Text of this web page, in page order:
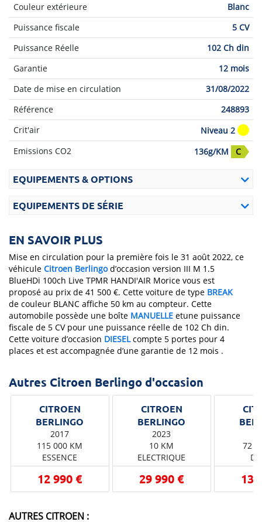
Couleur extérieure
Blanc
Puissance fiscale
5 CV
Puissance Réelle
102 Ch din
Garantie
12 mois
Date de mise en circulation
31/08/2022
Référence
248893
Crit'air
Niveau 2
Emissions CO2
136g/KM C
EQUIPEMENTS & OPTIONS
EQUIPEMENTS DE SÉRIE
EN SAVOIR PLUS
Mise en circulation pour la première fois le 31 août 2022, ce
véhicule Citroen Berlingod’occasion version III M 1.5
BlueHDi 100ch Live TPMR HANDI'AIR Morice vous est
proposé au prix de 41 500 €. Cette voiture de type BREAK
de couleur BLANC affiche 50 km au compteur. Cette
automobile possède une boîte MANUELLE etune puissance
fiscale de 5 CV pour une puissance réelle de 102 Ch din.
Cette voiture d’occasion DIESELcompte 5 portes pour 4
places et est accompagnée d’une garantie de 12 mois .
Autres Citroen Berlingo d'occasion
CITROEN
2017
115 000 KM
ESSENCE
12 990 €
CITROEN
2023
10 KM
ELECTRIQUE
29 990 €
72
13
AUTRES CITROEN :